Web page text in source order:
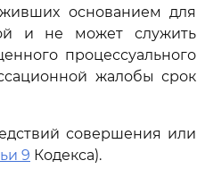
основанием для
и не может служить
процессуального
жалобы срок
совершения или
9 Кодекса).